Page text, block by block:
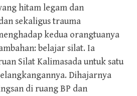
hitam legam dan
sekaligus trauma
kedua orangtuanya
belajar silat. Ia
Silat Kalimasada untuk satu
Dihajarnya
di ruang BP dan